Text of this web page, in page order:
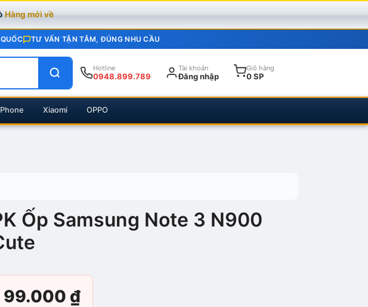
Hàng mới về
TƯ VẤN TẬN TÂM, ĐÚNG NHU CẦU
Hotline
0948.899.789
Tài khoản
Đăng nhập
Giỏ hàng
0 SP
Xiaomi OPPO
Ốp Samsung Note 3 N900
99.000 ₫